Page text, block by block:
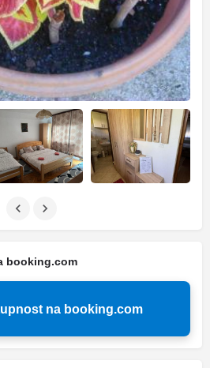
booking.com
na booking.com